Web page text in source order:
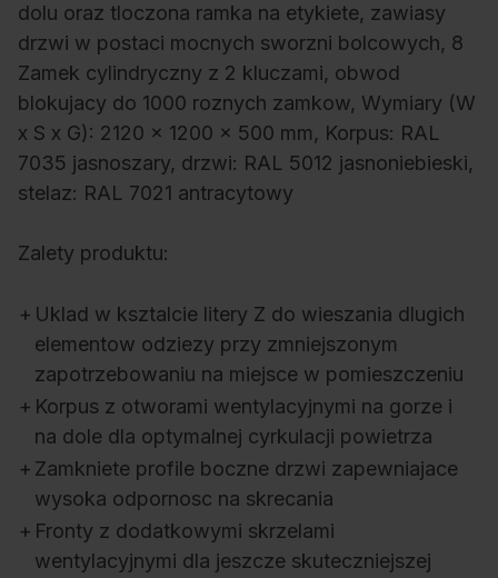
dolu oraz tloczona ramka na etykiete, zawiasy
drzwi w postaci mocnych sworzni bolcowych, 8
Zamek cylindryczny z 2 kluczami, obwod
blokujacy do 1000 roznych zamkow, Wymiary (W
x S x G): 2120 x 1200 x 500 mm, Korpus: RAL
7035 jasnoszary, drzwi: RAL 5012 jasnoniebieski,
stelaz: RAL 7021 antracytowy
Zalety produktu:
+ Uklad w ksztalcie litery Z do wieszania dlugich
elementow odziezy przy zmniejszonym
zapotrzebowaniu na miejsce w pomieszczeniu
+ Korpus z otworami wentylacyjnymi na gorze i
na dole dla optymalnej cyrkulacji powietrza
+ Zamkniete profile boczne drzwi zapewniajace
wysoka odpornosc na skrecania
+ Fronty z dodatkowymi skrzelami
wentylacyjnymi dla jeszcze skuteczniejszej